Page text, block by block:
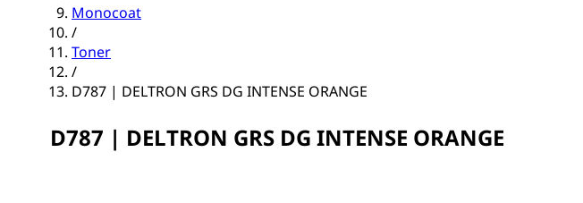
Monocoat
/
Toner
/
D787 | DELTRON GRS DG INTENSE ORANGE
D787 | DELTRON GRS DG INTENSE ORANGE